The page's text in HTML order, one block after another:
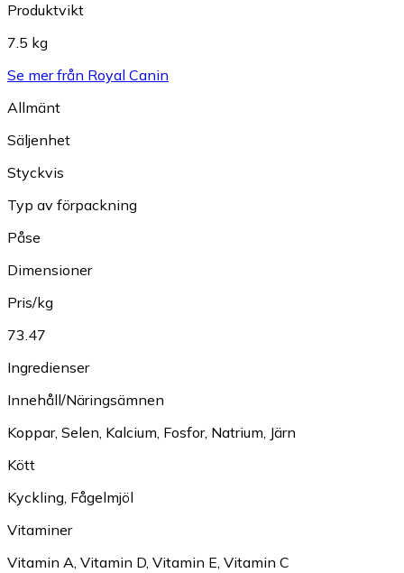
Produktvikt
7.5 kg
Se mer från Royal Canin
Allmänt
Säljenhet
Styckvis
Typ av förpackning
Påse
Dimensioner
Pris/kg
73.47
Ingredienser
Innehåll/Näringsämnen
Koppar, Selen, Kalcium, Fosfor, Natrium, Järn
Kött
Kyckling, Fågelmjöl
Vitaminer
Vitamin A, Vitamin D, Vitamin E, Vitamin C